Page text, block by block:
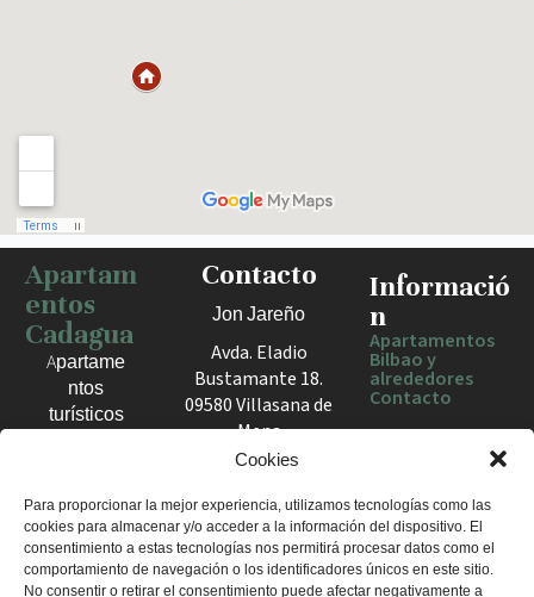
Cookies
Para proporcionar la mejor experiencia, utilizamos tecnologías como las
cookies para almacenar y/o acceder a la información del dispositivo. El
consentimiento a estas tecnologías nos permitirá procesar datos como el
comportamiento de navegación o los identificadores únicos en este sitio.
No consentir o retirar el consentimiento puede afectar negativamente a
Haz clic para activar el mapa
Apartam
entos
Cadagua
Apartame
ntos
turísticos
el Valle
de Mena.
Estancias
cómodas
Contacto
Jon Jareño
Avda. Eladio
Bustamante 18.
09580 Villasana de
Mena
España
+34 675 602
960
apartamentosc
Informació
n
Apartamentos
Bilbao y
alrededores
Contacto